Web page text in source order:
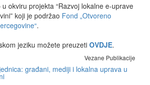
okviru projekta “Razvoj lokalne e-uprave
koji je podržao Fond „Otvoreno
.
jeziku možete preuzeti OVDJE.
Vezane Publikacije
građani, mediji i lokalna uprava u